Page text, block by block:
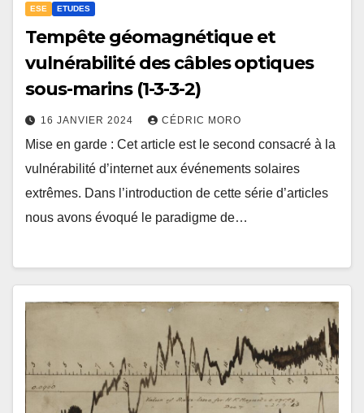
ESE ETUDES
Tempête géomagnétique et
vulnérabilité des câbles optiques
sous-marins (1-3-3-2)
16 JANVIER 2024 CÉDRIC MORO
Mise en garde : Cet article est le second consacré à la
vulnérabilité d’internet aux événements solaires
extrêmes. Dans l’introduction de cette série d’articles
nous avons évoqué le paradigme de…